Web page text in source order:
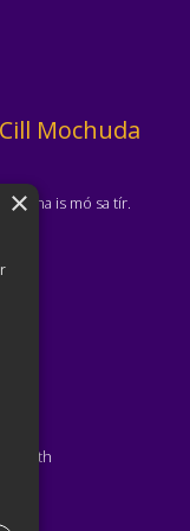
Mochuda
is mó sa tír.
Cliath
×